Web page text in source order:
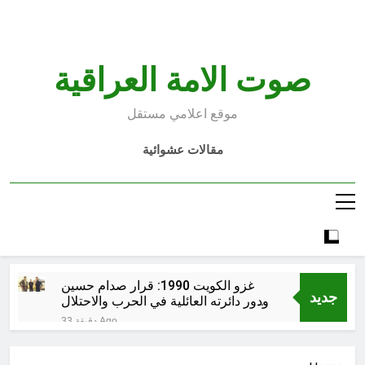
صوت الامة العراقية
موقع اعلامي مستقل
مقالات عشوائية
جديد
غزو الكويت 1990: قرار صدام حسين
ودور دائرته العائلية في الحرب والاحتلال
وعمليات النهب
33 دقيقة Ago